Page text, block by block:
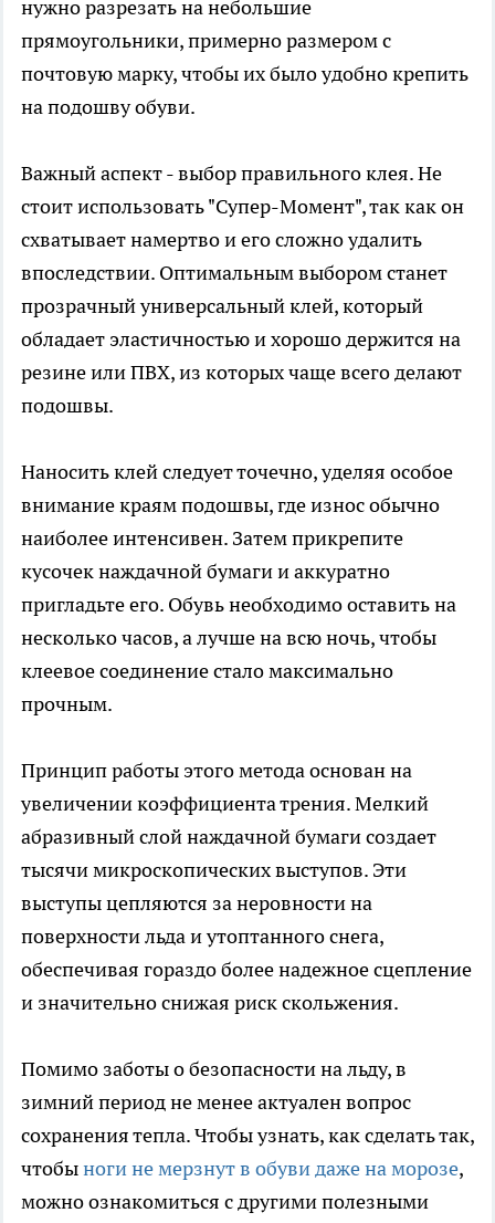
нужно разрезать на небольшие
прямоугольники, примерно размером с
почтовую марку, чтобы их было удобно крепить
на подошву обуви.
Важный аспект - выбор правильного клея. Не
стоит использовать "Супер-Момент", так как он
схватывает намертво и его сложно удалить
впоследствии. Оптимальным выбором станет
прозрачный универсальный клей, который
обладает эластичностью и хорошо держится на
резине или ПВХ, из которых чаще всего делают
подошвы.
Наносить клей следует точечно, уделяя особое
внимание краям подошвы, где износ обычно
наиболее интенсивен. Затем прикрепите
кусочек наждачной бумаги и аккуратно
пригладьте его. Обувь необходимо оставить на
несколько часов, а лучше на всю ночь, чтобы
клеевое соединение стало максимально
прочным.
Принцип работы этого метода основан на
увеличении коэффициента трения. Мелкий
абразивный слой наждачной бумаги создает
тысячи микроскопических выступов. Эти
выступы цепляются за неровности на
поверхности льда и утоптанного снега,
обеспечивая гораздо более надежное сцепление
и значительно снижая риск скольжения.
Помимо заботы о безопасности на льду, в
зимний период не менее актуален вопрос
сохранения тепла. Чтобы узнать, как сделать так,
чтобыноги не мерзнут в обуви даже на морозе,
можно ознакомиться с другими полезными